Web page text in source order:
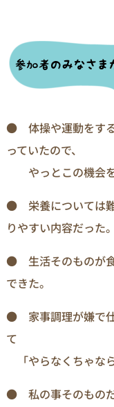
● 体操や運動をする
っていたので、
やっとこの機会を
● 栄養については難
りやすい内容だった。
● 生活そのものが食
できた。
● 家事調理が嫌で仕
て
「やらなくちゃな
● 私の事そのものだ